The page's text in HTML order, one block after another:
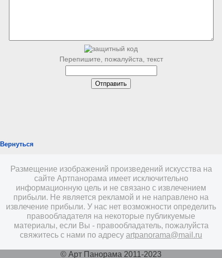
Перепишите, пожалуйста, текст
Вернуться
Размещение изображений произведений искусства на
сайте Артпанорама имеет исключительно
информационную цель и не связано с извлечением
прибыли. Не является рекламой и не направлено на
извлечение прибыли. У нас нет возможности определить
правообладателя на некоторые публикуемые
материалы, если Вы - правообладатель, пожалуйста
свяжитесь с нами по адресу artpanorama@mail.ru
© Арт Панорама 2011-2023